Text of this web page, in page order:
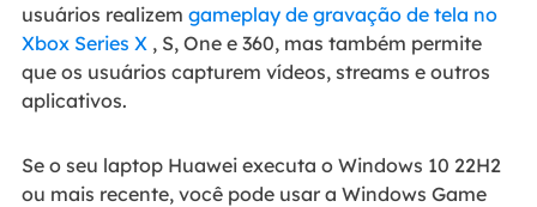
usuários realizem gameplay de gravação de tela no
Xbox Series X , S, One e 360, mas também permite
que os usuários capturem vídeos, streams e outros
aplicativos.
Se o seu laptop Huawei executa o Windows 10 22H2
ou mais recente, você pode usar a Windows Game